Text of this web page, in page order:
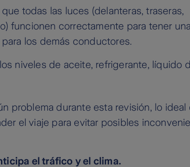
todas las luces (delanteras, traseras,
funcionen correctamente para tener
los demás conductores.
niveles de aceite, refrigerante, líquido
problema durante esta revisión, lo ideal
el viaje para evitar posibles
el tráfico y el clima.